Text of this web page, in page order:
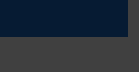
vähähiilisen teräksen avulla.